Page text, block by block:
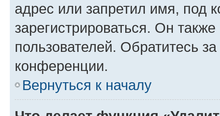
адрес или запретил имя, под
зарегистрироваться. Он
пользователей. Обратитесь
конференции.
Вернуться к началу